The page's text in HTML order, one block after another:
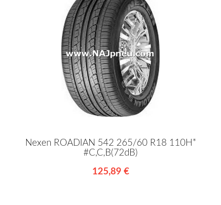
Nexen ROADIAN 542 265/60 R18 110H*
#C,C,B(72dB)
125,89 €